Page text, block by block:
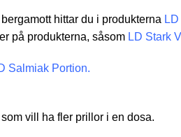
hittar du i produkterna
på produkterna, såsom LD Stark
Salmiak Portion.
vill ha fler prillor i en dosa.